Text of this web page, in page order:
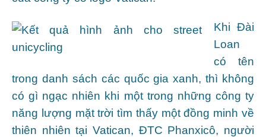
Khi Đài
Loan
có tên
trong danh sách các quốc gia xanh, thì không
có gì ngạc nhiên khi một trong những công ty
năng lượng mặt trời tìm thấy một đồng minh về
thiên nhiên tại Vatican, ĐTC Phanxicô, người